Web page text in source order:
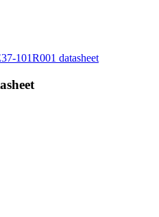
101R001 datasheet